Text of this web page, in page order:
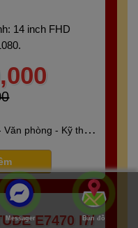
14 inch FHD
phòng - Kỹ thuật
E7470 I7/
Messager Bản đồ